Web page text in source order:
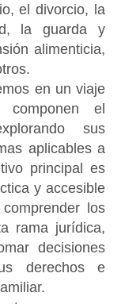
el divorcio, la
la guarda y
alimenticia,
en un viaje
el
sus
aplicables a
principal es
y accesible
los
rama jurídica,
decisiones
derechos e